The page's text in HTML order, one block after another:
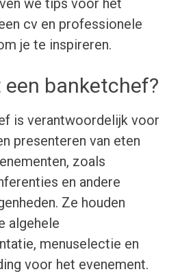
we tips voor het
cv en professionele
je te inspireren.
banketchef?
is verantwoordelijk voor
presenteren van eten
zoals
en andere
Ze houden
algehele
menuselectie en
voor het evenement.